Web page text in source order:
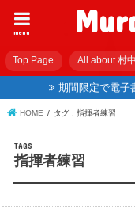
menu
Top Page All about 村
期間限定で電子
HOME タグ : 指揮者練習
指揮者練習